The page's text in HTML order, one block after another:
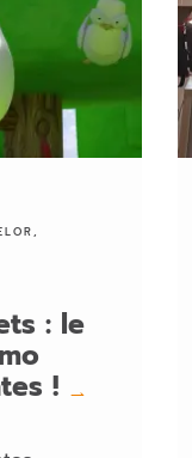
,
: le
! →